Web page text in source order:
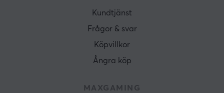
Kundtjänst
Frågor & svar
Köpvillkor
Ångra köp
MAXGAMING